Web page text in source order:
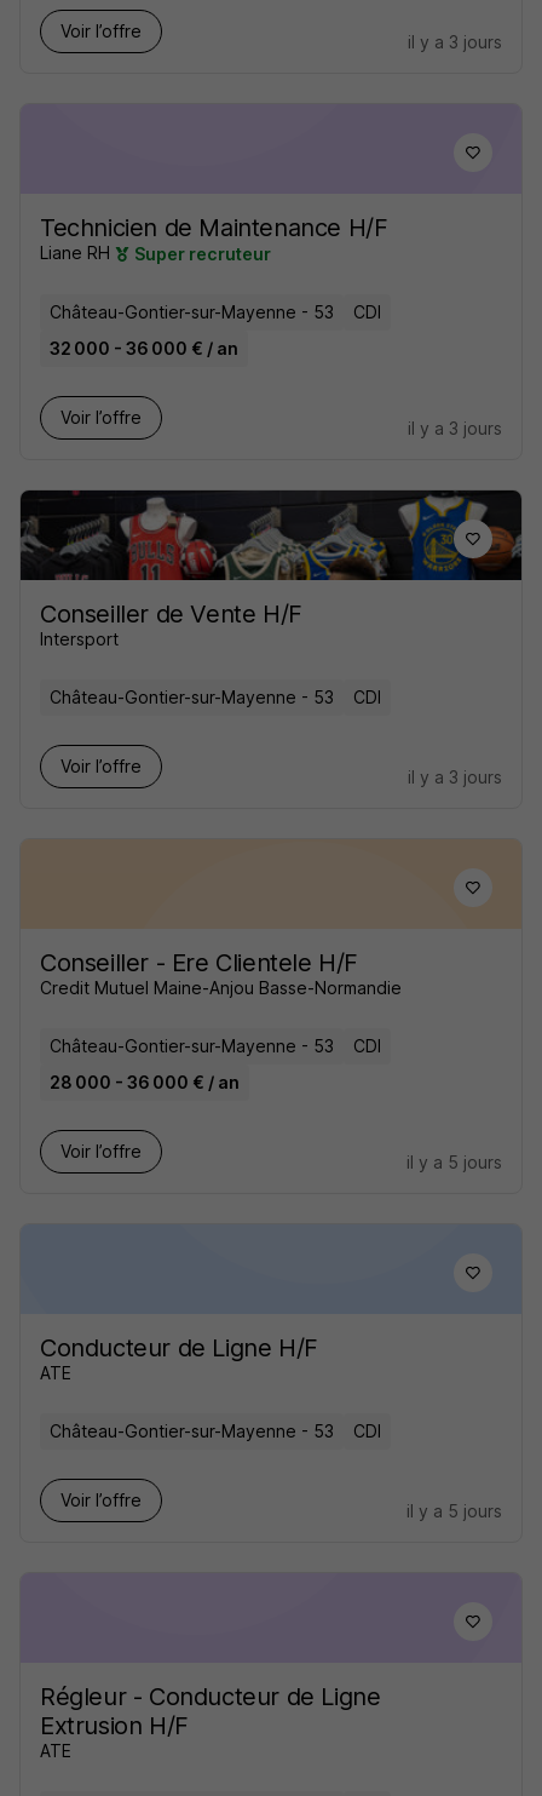
Voir l’offre
il y a 3 jours
Technicien de Maintenance H/F
Liane RH Super recruteur
Château-Gontier-sur-Mayenne - 53
CDI
32 000 - 36 000 € / an
Voir l’offre
il y a 3 jours
Conseiller de Vente H/F
Intersport
Château-Gontier-sur-Mayenne - 53 CDI
Voir l’offre
il y a 3 jours
Conseiller - Ere Clientele H/F
Credit Mutuel Maine-Anjou Basse-Normandie
Château-Gontier-sur-Mayenne - 53
CDI
28 000 - 36 000 € / an
Voir l’offre
il y a 5 jours
Conducteur de Ligne H/F
ATE
Château-Gontier-sur-Mayenne - 53 CDI
Voir l’offre
il y a 5 jours
Régleur - Conducteur de Ligne
Extrusion H/F
ATE